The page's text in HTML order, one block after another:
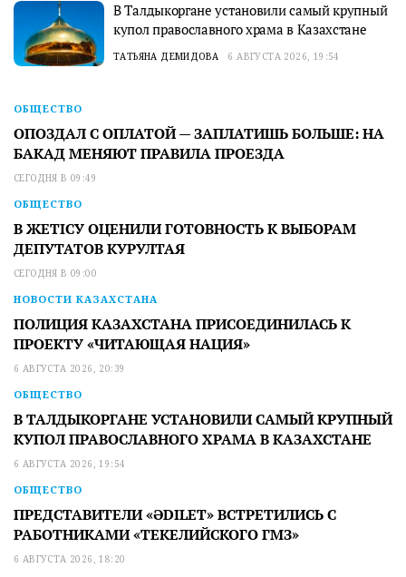
В Талдыкоргане установили самый крупный
купол православного храма в Казахстане
ТАТЬЯНА ДЕМИДОВА 6 АВГУСТА 2026, 19:54
ОБЩЕСТВО
ОПОЗДАЛ С ОПЛАТОЙ — ЗАПЛАТИШЬ БОЛЬШЕ: НА
БАКАД МЕНЯЮТ ПРАВИЛА ПРОЕЗДА
СЕГОДНЯ В 09:49
ОБЩЕСТВО
В ЖЕТІСУ ОЦЕНИЛИ ГОТОВНОСТЬ К ВЫБОРАМ
ДЕПУТАТОВ КУРУЛТАЯ
СЕГОДНЯ В 09:00
НОВОСТИ КАЗАХСТАНА
ПОЛИЦИЯ КАЗАХСТАНА ПРИСОЕДИНИЛАСЬ К
ПРОЕКТУ «ЧИТАЮЩАЯ НАЦИЯ»
6 АВГУСТА 2026, 20:39
ОБЩЕСТВО
В ТАЛДЫКОРГАНЕ УСТАНОВИЛИ САМЫЙ КРУПНЫЙ
КУПОЛ ПРАВОСЛАВНОГО ХРАМА В КАЗАХСТАНЕ
6 АВГУСТА 2026, 19:54
ОБЩЕСТВО
ПРЕДСТАВИТЕЛИ «ӘDILET» ВСТРЕТИЛИСЬ С
РАБОТНИКАМИ «ТЕКЕЛИЙСКОГО ГМЗ»
6 АВГУСТА 2026, 18:20